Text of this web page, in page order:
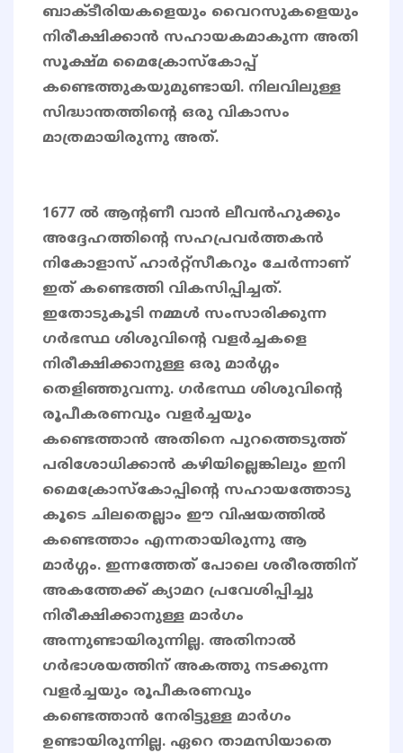
ബാക്ടീരിയകളെയും വൈറസുകളെയും
നിരീക്ഷിക്കാൻ സഹായകമാകുന്ന അതി
സൂക്ഷ്മ മൈക്രോസ്കോപ്പ്
കണ്ടെത്തുകയുമുണ്ടായി. നിലവിലുള്ള
സിദ്ധാന്തത്തിന്റെ ഒരു വികാസം
മാത്രമായിരുന്നു അത്.
1677 ൽ ആന്റണീ വാൻ ലീവൻഹുക്കും
അദ്ദേഹത്തിൻ്റെ സഹപ്രവർത്തകൻ
നികോളാസ്‌ ഹാർറ്റ്സീകറും ചേർന്നാണ്
ഇത് കണ്ടെത്തി വികസിപ്പിച്ചത്.
ഇതോടുകൂടി നമ്മൾ സംസാരിക്കുന്ന
ഗർഭസ്ഥ ശിശുവിൻ്റെ വളർച്ചകളെ
നിരീക്ഷിക്കാനുള്ള ഒരു മാർഗ്ഗം
തെളിഞ്ഞുവന്നു. ഗർഭസ്ഥ ശിശുവിൻ്റെ
രൂപീകരണവും വളർച്ചയും
കണ്ടെത്താൻ അതിനെ പുറത്തെടുത്ത്
പരിശോധിക്കാൻ കഴിയില്ലെങ്കിലും ഇനി
മൈക്രോസ്കോപ്പിന്റെ സഹായത്തോടു
കൂടെ ചിലതെല്ലാം ഈ വിഷയത്തിൽ
കണ്ടെത്താം എന്നതായിരുന്നു ആ
മാർഗ്ഗം. ഇന്നത്തേത് പോലെ ശരീരത്തിന്
അകത്തേക്ക് ക്യാമറ പ്രവേശിപ്പിച്ചു
നിരീക്ഷിക്കാനുള്ള മാർഗം
അന്നുണ്ടായിരുന്നില്ല. അതിനാൽ
ഗർഭാശയത്തിന് അകത്തു നടക്കുന്ന
വളർച്ചയും രൂപീകരണവും
കണ്ടെത്താൻ നേരിട്ടുള്ള മാർഗം
ഉണ്ടായിരുന്നില്ല. ഏറെ താമസിയാതെ